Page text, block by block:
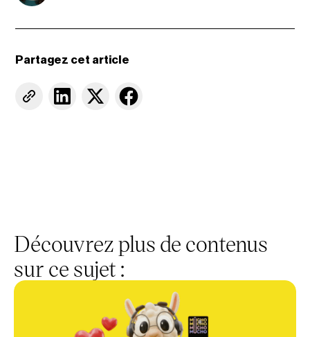
Partagez cet article
Découvrez plus de contenus
sur ce sujet :